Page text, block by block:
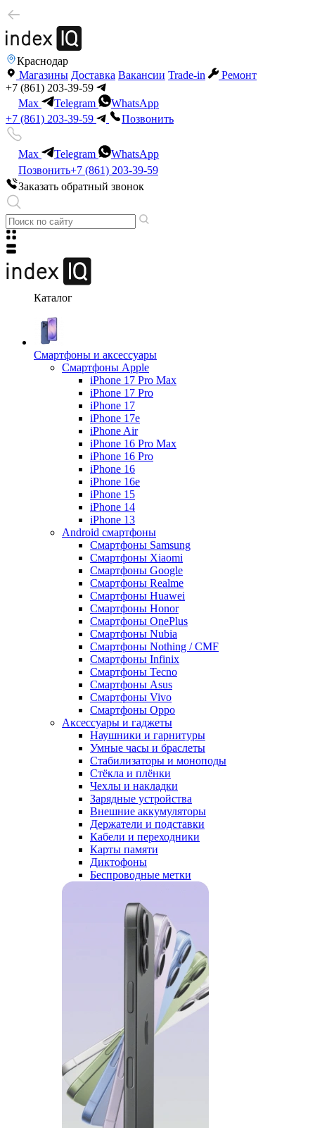
Краснодар
Магазины Доставка Вакансии Trade-in
Ремонт
+7 (861) 203-39-59
Max
Telegram
WhatsApp
+7 (861) 203-39-59
Позвонить
Max Telegram
WhatsApp
Позвонить+7 (861) 203-39-59
Заказать обратный звонок
Каталог
Смартфоны и аксессуары
Смартфоны Apple
iPhone 17 Pro Max
iPhone 17 Pro
iPhone 17
iPhone 17e
iPhone Air
iPhone 16 Pro Max
iPhone 16 Pro
iPhone 16
iPhone 16e
iPhone 15
iPhone 14
iPhone 13
Android cмартфоны
Смартфоны Samsung
Смартфоны Xiaomi
Смартфоны Google
Смартфоны Realme
Смартфоны Huawei
Смартфоны Honor
Смартфоны OnePlus
Смартфоны Nubia
Смартфоны Nothing / CMF
Смартфоны Infinix
Смартфоны Tecno
Смартфоны Asus
Смартфоны Vivo
Смартфоны Oppo
Аксессуары и гаджеты
Наушники и гарнитуры
Умные часы и браслеты
Стабилизаторы и моноподы
Стёкла и плёнки
Чехлы и накладки
Зарядные устройства
Внешние аккумуляторы
Держатели и подставки
Кабели и переходники
Карты памяти
Диктофоны
Беспроводные метки